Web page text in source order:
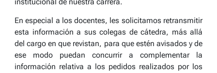
En especial a los docentes, les solicitamos retransmitir
esta información a sus colegas de cátedra, más allá
del cargo en que revistan, para que estén avisados y de
ese modo puedan concurrir a complementar la
información relativa a los pedidos realizados por los